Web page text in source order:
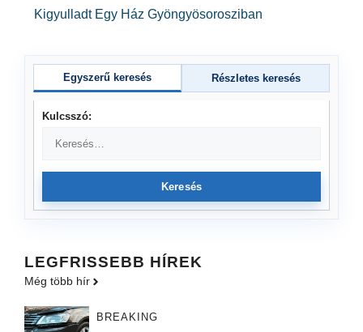
Kigyulladt Egy Ház Gyöngyösorosziban
Egyszerű keresés Részletes keresés
Kulcsszó:
Keresés
LEGFRISSEBB HÍREK
Még több hír
BREAKING